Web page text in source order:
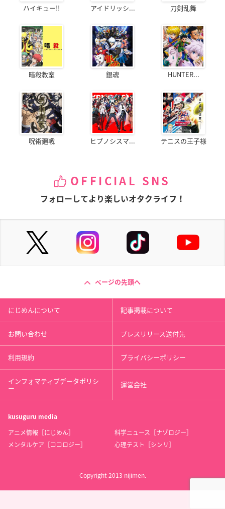
ハイキュー!! アイドリッシ... 刀剣乱舞
暗殺教室 銀魂 HUNTER...
呪術廻戦 ヒプノシスマ... テニスの王子様
OFFICIAL SNS
フォローしてより楽しいオタクライフ！
ページの先頭へ
にじめんについて 記事掲載について
お問い合わせ プレスリリース送付先
利用規約 プライバシーポリシー
インフォマティブデータポリシ
ー 運営会社
kusuguru media
アニメ情報［にじめん］
科学ニュース［ナゾロジー］
メンタルケア［ココロジー］
心理テスト［シンリ］
Copyright 2013 nijimen.